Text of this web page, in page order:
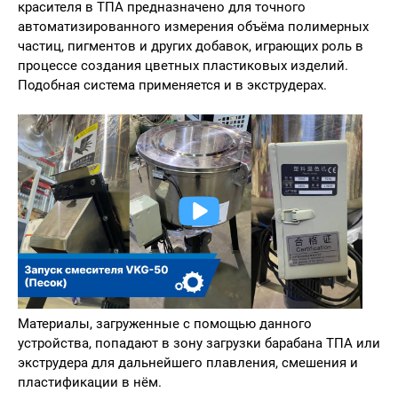
красителя в ТПА предназначено для точного
автоматизированного измерения объёма полимерных
частиц, пигментов и других добавок, играющих роль в
процессе создания цветных пластиковых изделий.
Подобная система применяется и в экструдерах.
Материалы, загруженные с помощью данного
устройства, попадают в зону загрузки барабана ТПА или
экструдера для дальнейшего плавления, смешения и
пластификации в нём.